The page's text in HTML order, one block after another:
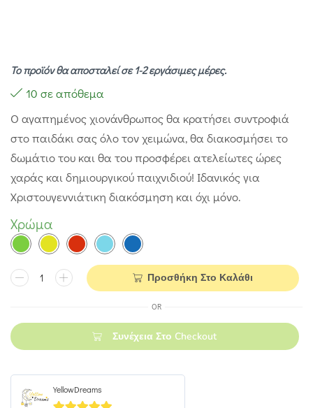
Το προϊόν θα αποσταλεί σε 1-2 εργάσιμες μέρες.
10 σε απόθεμα
Ο αγαπημένος χιονάνθρωπος θα κρατήσει συντροφιά
στο παιδάκι σας όλο τον χειμώνα, θα διακοσμήσει το
δωμάτιο του και θα του προσφέρει ατελείωτες ώρες
χαράς και δημιουργικού παιχνιδιού! Ιδανικός για
Χριστουγεννιάτικη διακόσμηση και όχι μόνο.
Χρώμα
Προσθήκη Στο Καλάθι
OR
Συνέχεια Στο Checkout
YellowDreams